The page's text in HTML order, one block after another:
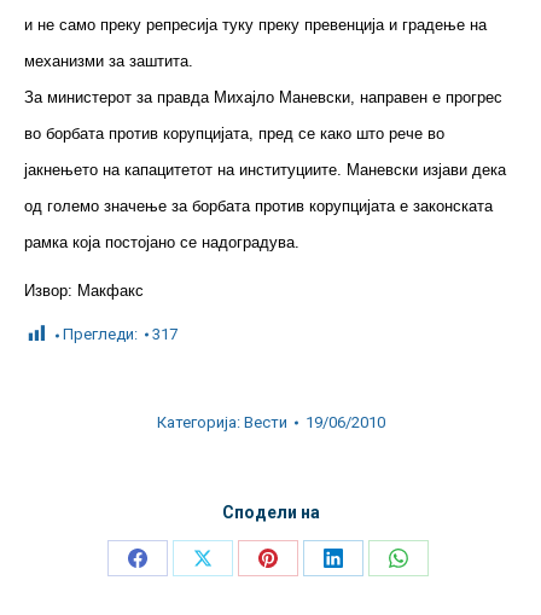
и не само преку репресија туку преку превенција и градење на
механизми за заштита.
За министерот за правда Михајло Маневски, направен е прогрес
во борбата против корупцијата, пред се како што рече во
јакнењето на капацитетот на институциите. Маневски изјави дека
од големо значење за борбата против корупцијата е законската
рамка која постојано се надоградува.
Извор: Макфакс
Прегледи: 317
Категорија: Вести 19/06/2010
Сподели на
Share
Share
Share
Share
Share